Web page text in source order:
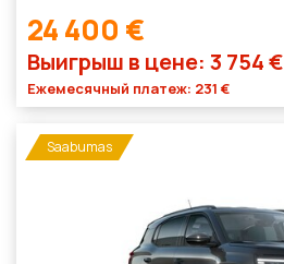
24 400 €
Выигрыш в цене: 3 754 €
Ежемесячный платеж: 231 €
Saabumas